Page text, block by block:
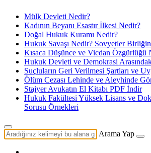
Mülk Devleti Nedir?
Kadının Beyanı Esastır İlkesi Nedir?
Doğal Hukuk Kuramı Nedir?
Hukuk Savaşı Nedir? Sovyetler
Kısaca Düşünce ve Vicdan Özgürlüğü
Hukuk Devleti ve Demokrasi
Suçluların Geri Verilmesi Şartları ve
Ölüm Cezası Lehinde ve Aleyhinde
Stajyer Avukatın El Kitabı PDF İndir
Hukuk Fakültesi Yüksek Lisans ve
Sorusu Örnekleri
Arama Yap